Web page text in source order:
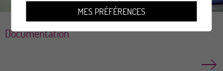
Documentation
MES PRÉFÉRENCES